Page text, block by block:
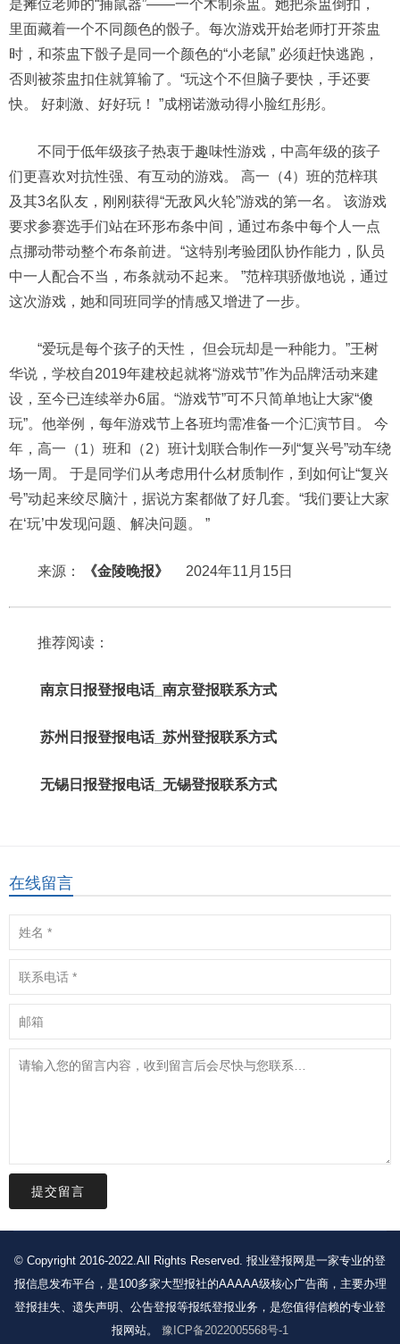
是摊位老师的“捕鼠器”——一个木制茶盅。她把茶盅倒扣，
里面藏着一个不同颜色的骰子。每次游戏开始老师打开茶盅
时，和茶盅下骰子是同一个颜色的“小老鼠” 必须赶快逃跑，
否则被茶盅扣住就算输了。“玩这个不但脑子要快，手还要
快。 好刺激、好好玩！ ”成栩诺激动得小脸红彤彤。
不同于低年级孩子热衷于趣味性游戏，中高年级的孩子
们更喜欢对抗性强、有互动的游戏。 高一（4）班的范梓琪
及其3名队友，刚刚获得“无敌风火轮”游戏的第一名。 该游戏
要求参赛选手们站在环形布条中间，通过布条中每个人一点
点挪动带动整个布条前进。“这特别考验团队协作能力，队员
中一人配合不当，布条就动不起来。 ”范梓琪骄傲地说，通过
这次游戏，她和同班同学的情感又增进了一步。
“爱玩是每个孩子的天性， 但会玩却是一种能力。”王树
华说，学校自2019年建校起就将“游戏节”作为品牌活动来建
设，至今已连续举办6届。“游戏节”可不只简单地让大家“傻
玩”。他举例，每年游戏节上各班均需准备一个汇演节目。 今
年，高一（1）班和（2）班计划联合制作一列“复兴号”动车绕
场一周。 于是同学们从考虑用什么材质制作，到如何让“复兴
号”动起来绞尽脑汁，据说方案都做了好几套。“我们要让大家
在‘玩’中发现问题、解决问题。 ”
来源： 《金陵晚报》 2024年11月15日
推荐阅读：
南京日报登报电话_南京登报联系方式
苏州日报登报电话_苏州登报联系方式
无锡日报登报电话_无锡登报联系方式
在线留言
提交留言
© Copyright 2016-2022.All Rights Reserved. 报业登报网是一家专业的登
报信息发布平台，是100多家大型报社的AAAAA级核心广告商，主要办理
登报挂失、遗失声明、公告登报等报纸登报业务，是您值得信赖的专业登
报网站。 豫ICP备2022005568号-1